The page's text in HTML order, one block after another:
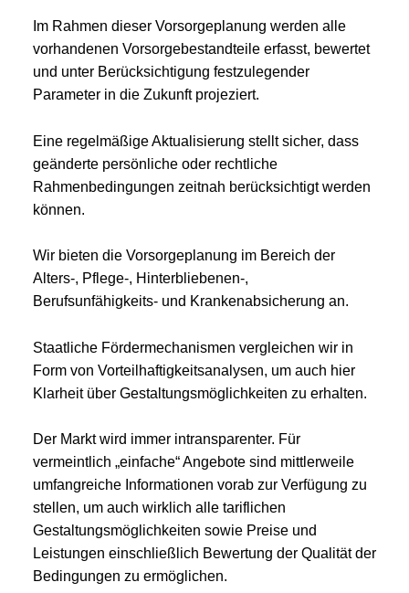
Im Rahmen dieser Vorsorgeplanung werden alle
vorhandenen Vorsorgebestandteile erfasst, bewertet
und unter Berücksichtigung festzulegender
Parameter in die Zukunft projeziert.
Eine regelmäßige Aktualisierung stellt sicher, dass
geänderte persönliche oder rechtliche
Rahmenbedingungen zeitnah berücksichtigt werden
können.
Wir bieten die Vorsorgeplanung im Bereich der
Alters-, Pflege-, Hinterbliebenen-,
Berufsunfähigkeits- und Krankenabsicherung an.
Staatliche Fördermechanismen vergleichen wir in
Form von Vorteilhaftigkeitsanalysen, um auch hier
Klarheit über Gestaltungsmöglichkeiten zu erhalten.
Der Markt wird immer intransparenter. Für
vermeintlich „einfache“ Angebote sind mittlerweile
umfangreiche Informationen vorab zur Verfügung zu
stellen, um auch wirklich alle tariflichen
Gestaltungsmöglichkeiten sowie Preise und
Leistungen einschließlich Bewertung der Qualität der
Bedingungen zu ermöglichen.